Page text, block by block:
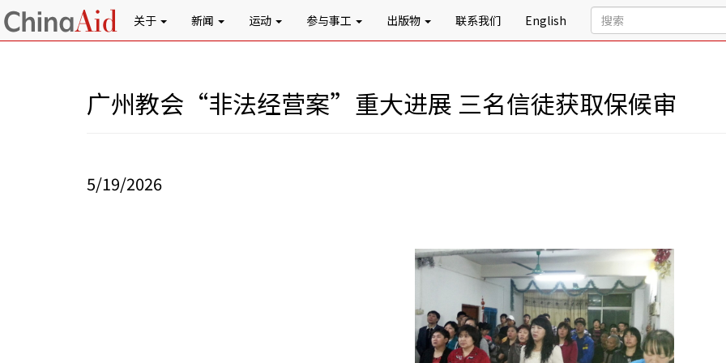
关于 新闻 运动 参与事工 出版物 联系我们 English
广州教会“非法经营案”重大进展 三名信徒获取保候审
5/19/2026